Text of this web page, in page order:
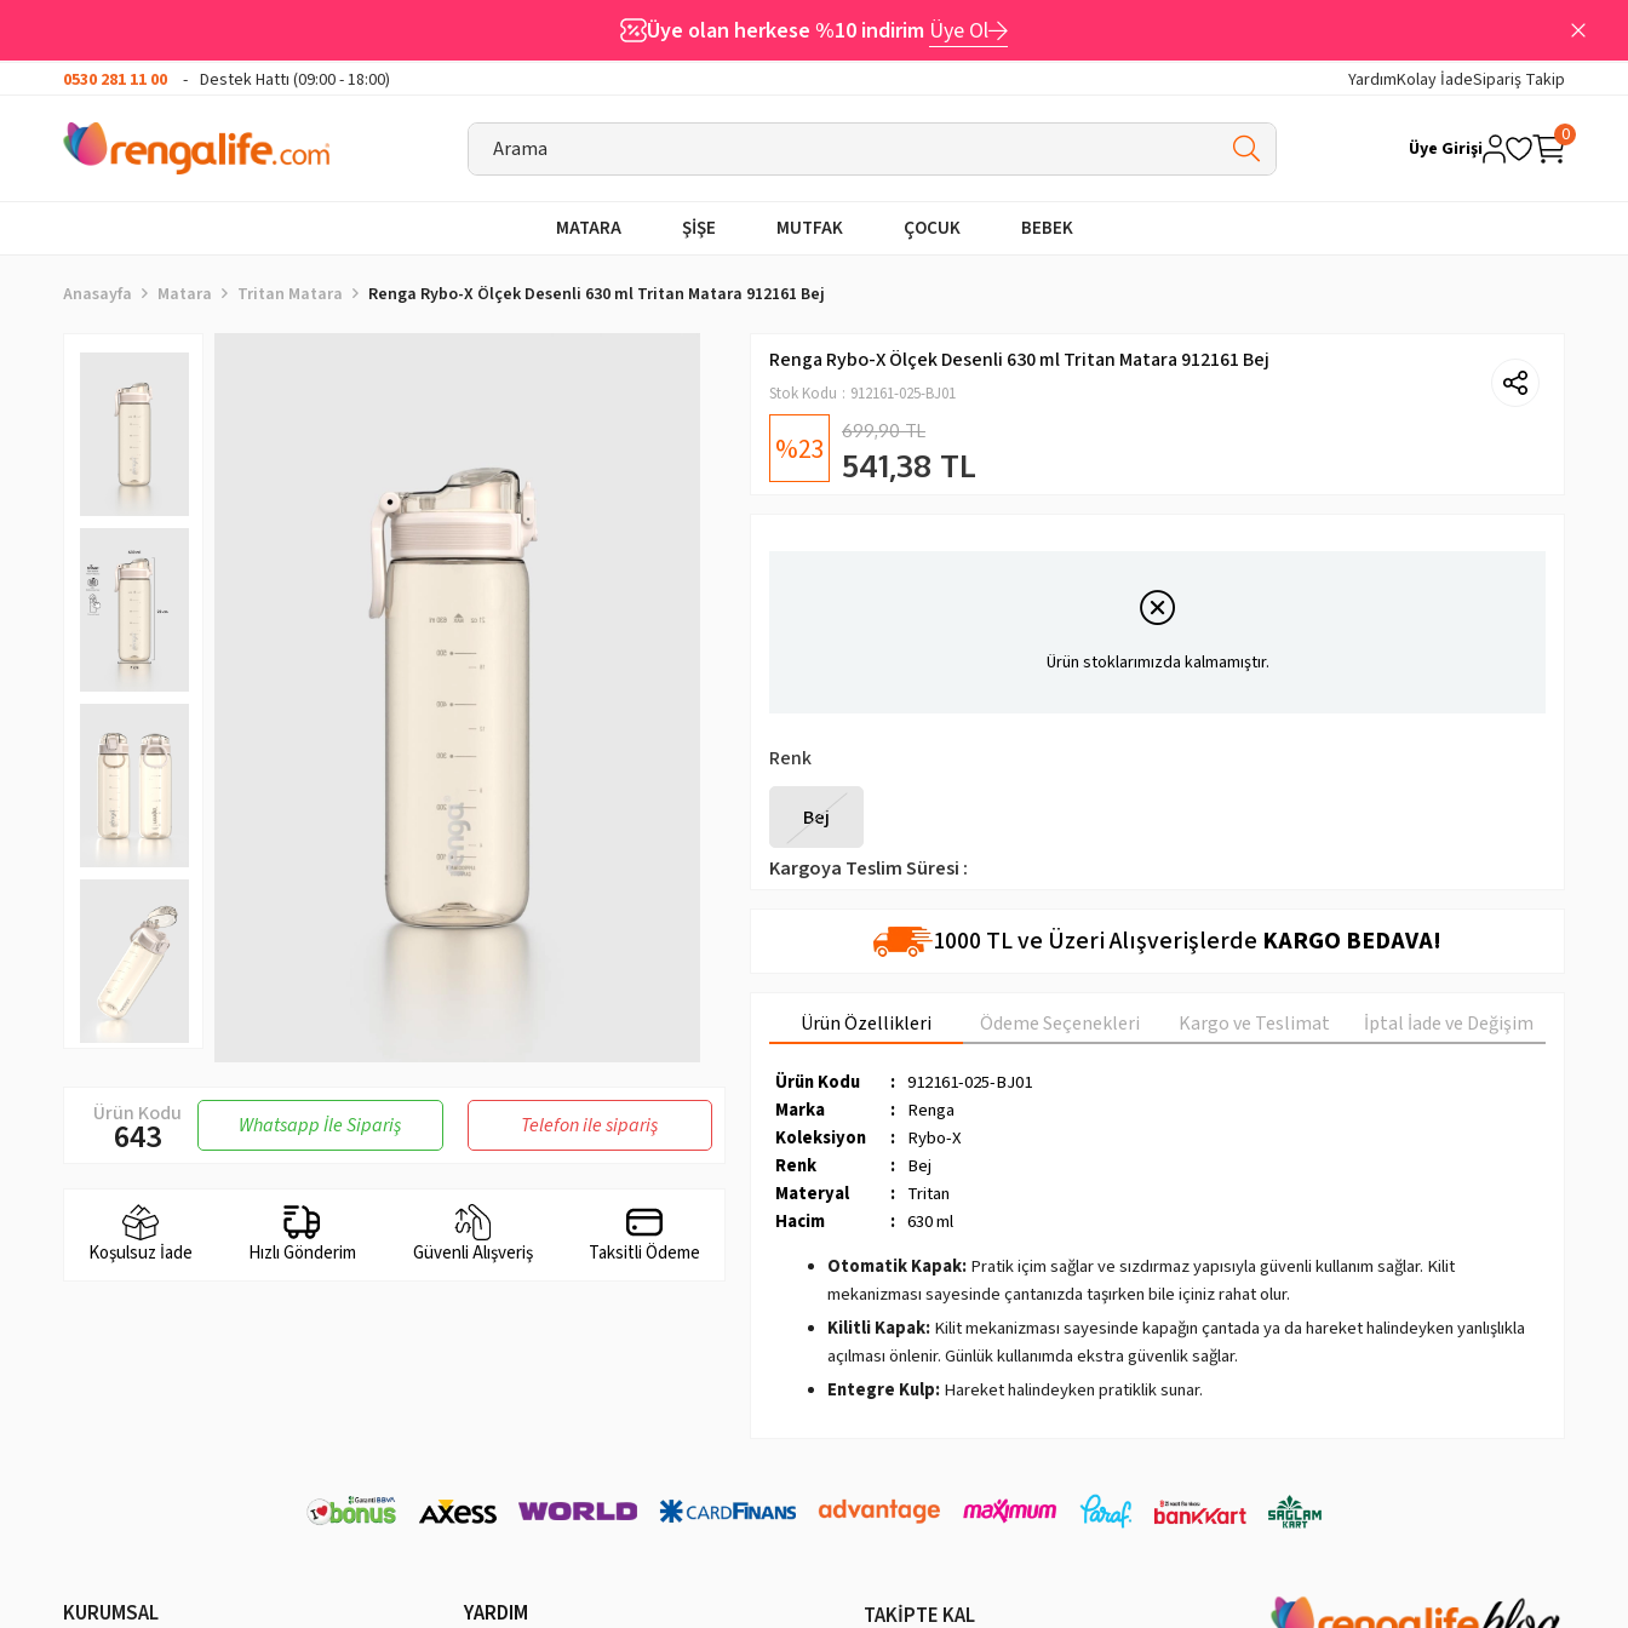
Üye olan herkese %10 indirim Üye Ol
0530 281 11 00 Destek Hattı (09:00 - 18:00) YardımKolay İadeSipariş Takip
Üye Girişi
0
MATARA ŞİŞE MUTFAK ÇOCUK BEBEK
Anasayfa Matara Tritan Matara Renga Rybo-X Ölçek Desenli 630 ml Tritan Matara 912161 Bej
Ürün Kodu
643 Whatsapp İle Sipariş Telefon ile sipariş
Koşulsuz İade Hızlı Gönderim Güvenli Alışveriş Taksitli Ödeme
Renga Rybo-X Ölçek Desenli 630 ml Tritan Matara 912161 Bej
Stok Kodu 912161-025-BJ01
23 699,90 TL
541,38 TL
Ürün stoklarımızda kalmamıştır.
Renk
Bej
Kargoya Teslim Süresi :
1000 TL ve Üzeri Alışverişlerde KARGO BEDAVA!
Ürün Özellikleri Ödeme Seçenekleri Kargo ve Teslimat İptal İade ve Değişim
Ürün Kodu : 912161-025-BJ01
Marka
: Renga
Koleksiyon
: Rybo-X
Renk
: Bej
Materyal
: Tritan
Hacim
: 630 ml
Otomatik Kapak:Pratik içim sağlar ve sızdırmaz yapısıyla güvenli kullanım sağlar. Kilit
mekanizması sayesinde çantanızda taşırken bile içiniz rahat olur.
Kilitli Kapak:Kilit mekanizması sayesinde kapağın çantada ya da hareket halindeyken yanlışlıkla
açılması önlenir. Günlük kullanımda ekstra güvenlik sağlar.
Entegre Kulp:Hareket halindeyken pratiklik sunar.
düşünülmektedir. Tritan, BPA içermez, bu nedenle suyunuzun BPA'dan korunmasına yardımcı olur.
düşürme veya çarpma gibi kazalardan korur.
KURUMSAL YARDIM TAKİPTE KAL